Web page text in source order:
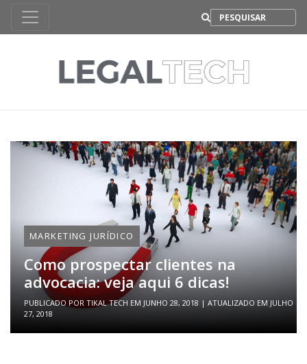
MARKETING JURÍDICO
Como prospectar clientes na
advocacia: veja aqui 6 dicas!
PUBLICADO POR TIKAL TECH EM JUNHO 28, 2018 | ATUALIZADO EM JULHO
27, 2018